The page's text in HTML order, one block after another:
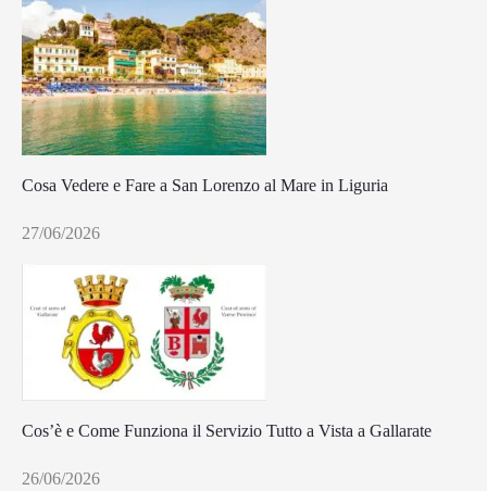
Cosa Vedere e Fare a San Lorenzo al Mare in Liguria
27/06/2026
Cos’è e Come Funziona il Servizio Tutto a Vista a Gallarate
26/06/2026